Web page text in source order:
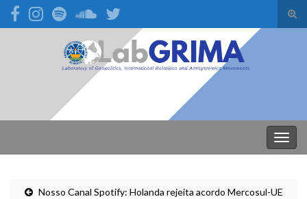
Search for:
Nosso Canal Spotify: Holanda rejeita acordo Mercosul-UE